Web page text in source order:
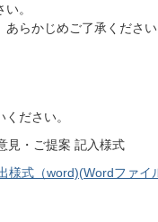
。
らかじめご了承ください
ださい。
・ご提案 記入様式
様式（word)(Wordファイ